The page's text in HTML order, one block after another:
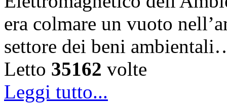
era colmare un vuoto
settore dei beni
Letto 35162 volte
Leggi tutto...